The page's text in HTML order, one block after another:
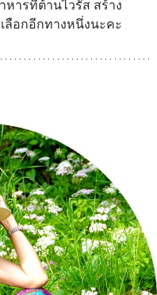
ารที่ต้านไวรัส สร้าง
ลือกอีกทางหนึ่งนะคะ